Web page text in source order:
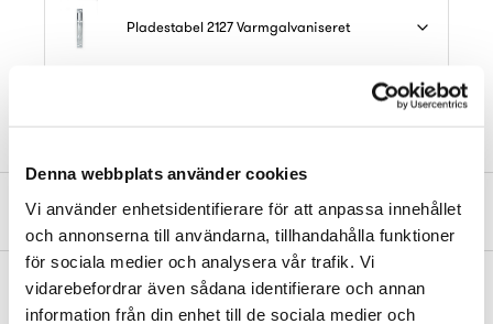
Denna webbplats använder cookies
Vi använder enhetsidentifierare för att anpassa innehållet
och annonserna till användarna, tillhandahålla funktioner
för sociala medier och analysera vår trafik. Vi
vidarebefordrar även sådana identifierare och annan
information från din enhet till de sociala medier och
Pladestabel 2127 Varmgalvaniseret
Produktbeskrivelse
Pladestabel til hængsel i varmgalvaniseret stål. Tap Ø13 mm.